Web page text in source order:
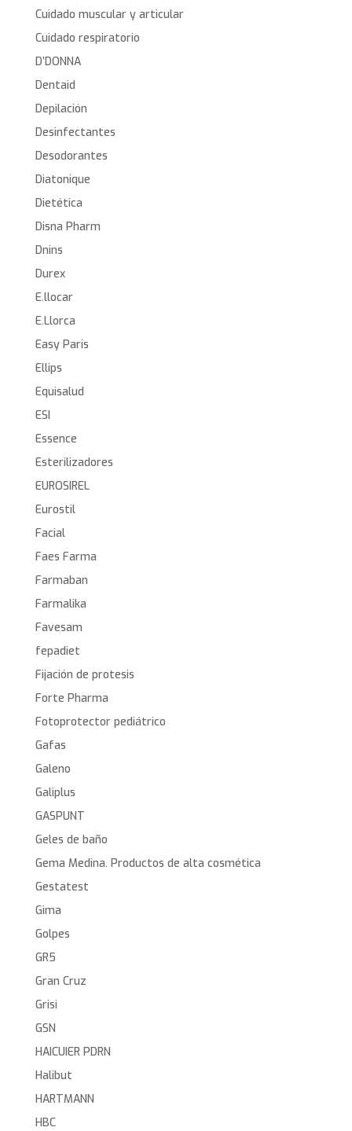
Cuidado muscular y articular
Cuidado respiratorio
D’DONNA
Dentaid
Depilación
Desinfectantes
Desodorantes
Diatonique
Dietética
Disna Pharm
Dnins
Durex
E.llocar
E.Llorca
Easy Paris
Ellips
Equisalud
ESI
Essence
Esterilizadores
EUROSIREL
Eurostil
Facial
Faes Farma
Farmaban
Farmalika
Favesam
fepadiet
Fijación de protesis
Forte Pharma
Fotoprotector pediátrico
Gafas
Galeno
Galiplus
GASPUNT
Geles de baño
Gema Medina. Productos de alta cosmética
Gestatest
Gima
Golpes
GR5
Gran Cruz
Grisi
GSN
HAICUIER PDRN
Halibut
HARTMANN
HBC